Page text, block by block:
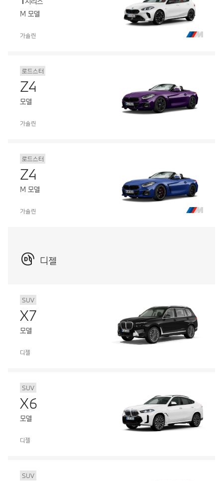
M 모델
가솔린
로드스터
Z4
모델
가솔린
로드스터
Z4
M 모델
가솔린
디젤
SUV
X7
모델
디젤
SUV
X6
모델
디젤
SUV